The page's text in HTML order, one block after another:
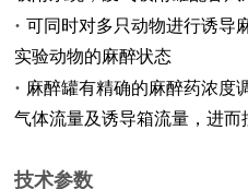
·可同时对多只动物进行诱导
实验动物的麻醉状态
· 麻醉罐有精确的麻醉药浓度
气体流量及诱导箱流量，进而
技术参数